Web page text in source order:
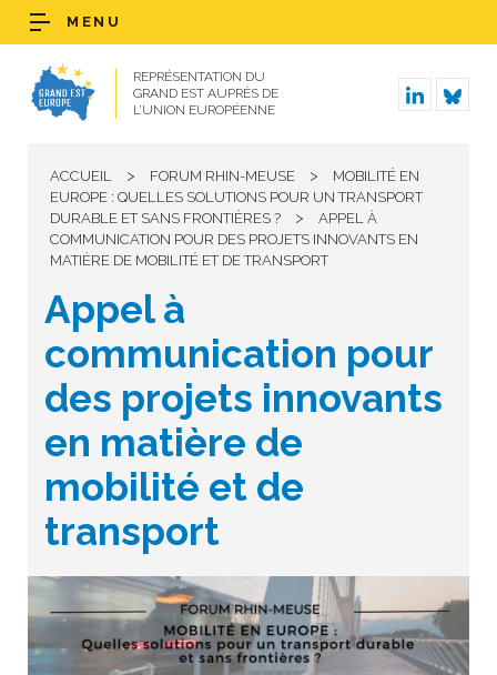
REPRÉSENTATION DU
GRAND EST AUPRÈS DE
L’UNION EUROPÉENNE
MENU
ACCUEIL > FORUM RHIN-MEUSE >
MOBILITÉ EN
EUROPE : QUELLES SOLUTIONS POUR UN TRANSPORT
DURABLE ET SANS FRONTIÈRES ?
>
APPEL À
COMMUNICATION POUR DES PROJETS INNOVANTS EN
MATIÈRE DE MOBILITÉ ET DE TRANSPORT
Appel à
communication pour
des projets innovants
en matière de
mobilité et de
transport